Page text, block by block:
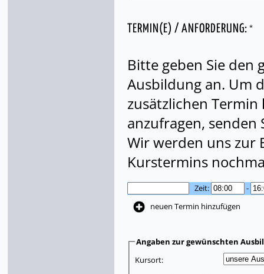
TERMIN(E) / ANFORDERUNG: *
Bitte geben Sie den
Ausbildung an. Um
zusätzlichen
anzufragen, senden
Wir werden uns zur
Kurstermins
Zeit:
-
neuen Termin hinzufügen
Angaben zur gewünschten
Kursort: